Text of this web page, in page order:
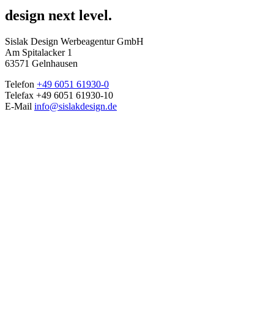
design next level.
Sislak Design Werbeagentur GmbH
Am Spitalacker 1
63571 Gelnhausen
Telefon +49 6051 61930-0
Telefax +49 6051 61930-10
E-Mail info@sislakdesign.de